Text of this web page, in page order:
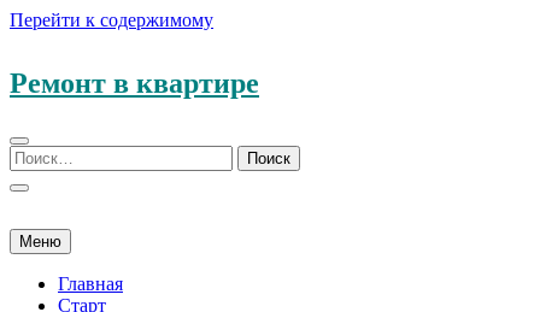
Перейти к содержимому
Ремонт в квартире
Меню
Главная
Старт